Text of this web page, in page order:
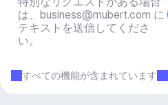
は、 business@mubert.com に
テキストを送信してくださ
い。
すべての機能が含まれています